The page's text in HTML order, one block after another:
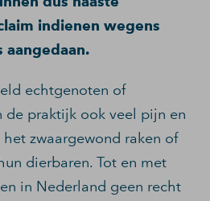
indienen wegens
aangedaan.
echtgenoten of
de praktijk ook veel pijn en
zwaargewond raken of
dierbaren. Tot en met
in Nederland geen recht